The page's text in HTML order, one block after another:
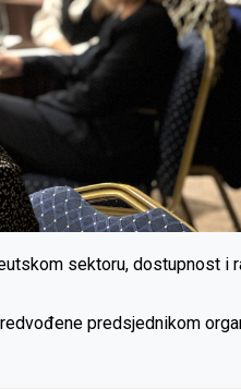
sektoru, dostupnost
predsjednikom